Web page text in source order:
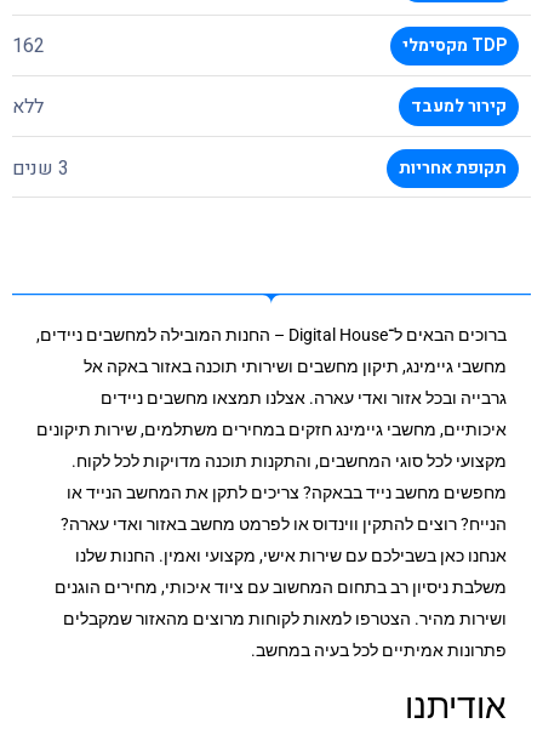
TDP מקסימלי 162
קירור למעבד ללא
תקופת אחריות 3 שנים
ברוכים הבאים ל־Digital House – החנות המובילה למחשבים ניידים,
מחשבי גיימינג, תיקון מחשבים ושירותי תוכנה באזור באקה אל
גרבייה ובכל אזור ואדי עארה. אצלנו תמצאו מחשבים ניידים
איכותיים, מחשבי גיימינג חזקים במחירים משתלמים, שירות תיקונים
מקצועי לכל סוגי המחשבים, והתקנות תוכנה מדויקות לכל לקוח.
מחפשים מחשב נייד בבאקה? צריכים לתקן את המחשב הנייד או
הנייח? רוצים להתקין ווינדוס או לפרמט מחשב באזור ואדי עארה?
אנחנו כאן בשבילכם עם שירות אישי, מקצועי ואמין. החנות שלנו
משלבת ניסיון רב בתחום המחשוב עם ציוד איכותי, מחירים הוגנים
ושירות מהיר. הצטרפו למאות לקוחות מרוצים מהאזור שמקבלים
פתרונות אמיתיים לכל בעיה במחשב.
אודיתנו